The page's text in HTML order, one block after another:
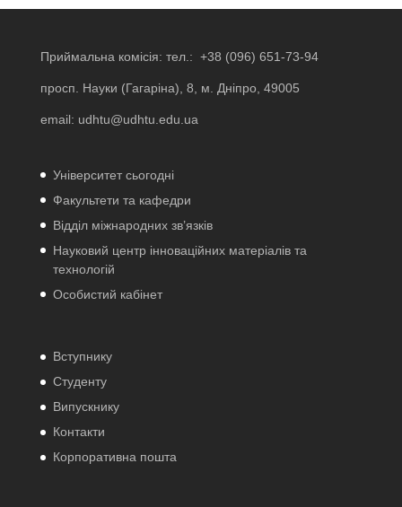
Приймальна комісія: тел.: +38 (096) 651-73-94
просп. Науки (Гагаріна), 8, м. Дніпро, 49005
email: udhtu@udhtu.edu.ua
Університет сьогодні
Факультети та кафедри
Відділ міжнародних зв’язків
Науковий центр інноваційних матеріалів та
технологій
Особистий кабінет
Вступнику
Студенту
Випускнику
Контакти
Корпоративна пошта